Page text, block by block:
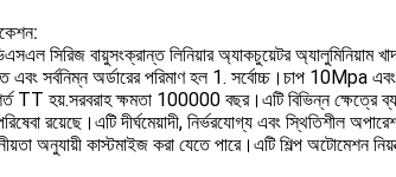
সিরিজ বায়ুসংক্রান্ত লিনিয়ার অ্যাকচুয়েটর
এবং সর্বনিম্ন অর্ডারের পরিমাণ হল 1. সর্বোচ্চ।চাপ 10Mpa
TT হয়.সরবরাহ ক্ষমতা 100000 বছর।এটি বিভিন্ন ক্ষেত্রে
রয়েছে।এটি দীর্ঘমেয়াদী, নির্ভরযোগ্য এবং স্থিতিশীল
অনুযায়ী কাস্টমাইজ করা যেতে পারে।এটি শিল্প অটোমেশন